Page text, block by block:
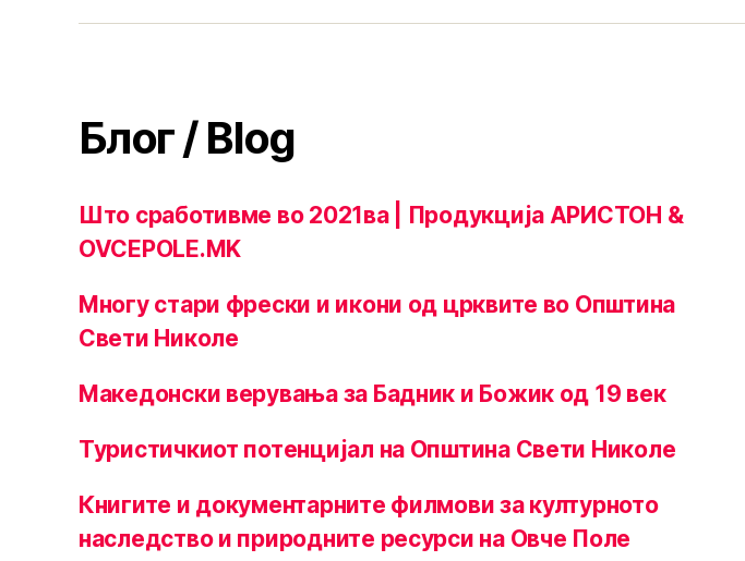
Блог / Blog
Што сработивме во 2021ва | Продукција АРИСТОН &
OVCEPOLE.MK
Многу стари фрески и икони од црквите во Општина
Свети Николе
Македонски верувања за Бадник и Божик од 19 век
Туристичкиот потенцијал на Општина Свети Николе
Книгите и документарните филмови за културното
наследство и природните ресурси на Овче Поле